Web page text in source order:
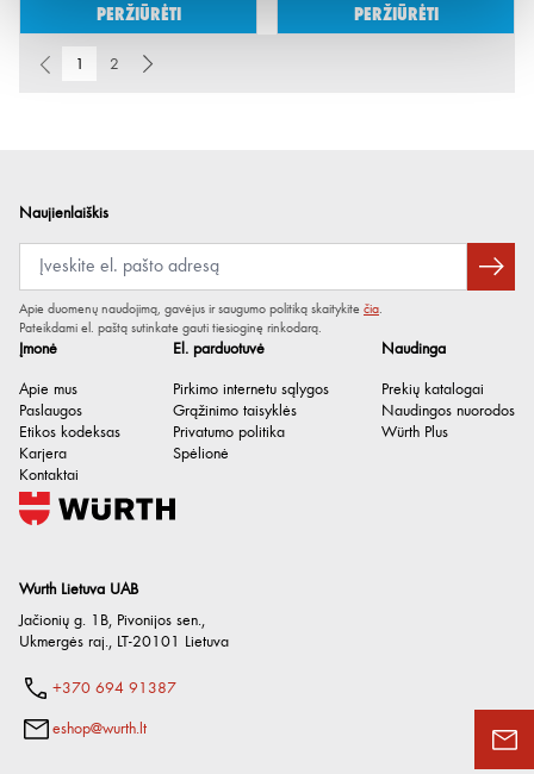
Peržiūrėti Peržiūrėti
1 2
Wurth Lietuva UAB
Jačionių g. 1B, Pivonijos sen.,
Ukmergės raj., LT-20101 Lietuva
+370 694 91387
eshop@wurth.lt
Įmonė
Apie mus
Paslaugos
Etikos kodeksas
Karjera
Kontaktai
El. parduotuvė
Pirkimo internetu sąlygos
Grąžinimo taisyklės
Privatumo politika
Spėlionė
Naudinga
Prekių katalogai
Naudingos nuorodos
Würth Plus
Naujienlaiškis
Apie duomenų naudojimą, gavėjus ir saugumo politiką skaitykite čia.
Pateikdami el. paštą sutinkate gauti tiesioginę rinkodarą.